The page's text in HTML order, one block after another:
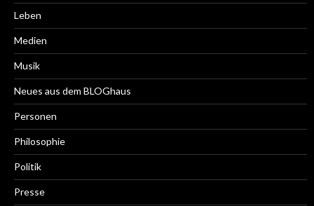
Leben
Medien
Musik
Neues aus dem BLOGhaus
Personen
Philosophie
Politik
Presse